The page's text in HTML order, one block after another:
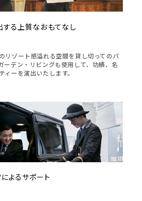
る上質なおもてなし
リゾート感溢れる空間を貸し切ってのパ
ーデン・リビングも使用して、功績、名
ーを演出いたします。
よるサポート